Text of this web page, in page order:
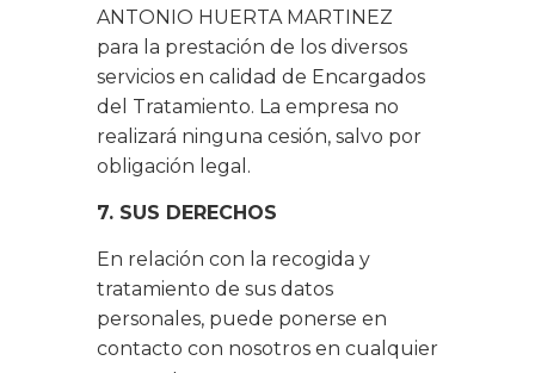
ANTONIO HUERTA MARTINEZ
para la prestación de los diversos
servicios en calidad de Encargados
del Tratamiento. La empresa no
realizará ninguna cesión, salvo por
obligación legal.
7. SUS DERECHOS
En relación con la recogida y
tratamiento de sus datos
personales, puede ponerse en
contacto con nosotros en cualquier